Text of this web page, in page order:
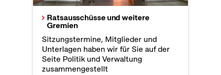
Ratsausschüsse und weitere
Gremien
Sitzungstermine, Mitglieder und
Unterlagen haben wir für Sie auf der
Seite Politik und Verwaltung
zusammengestellt